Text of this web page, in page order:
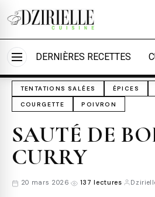
Nous utilisons des cookies
expérience et mesurer
Accepter tout
DERNIÈRES RECETTES
Accueil Cuisine
TENTATIONS SALÉES ÉPICES
COURGETTE POIVRON
SAUTÉ DE
CURRY
20 mars 2026 · 137 lectures